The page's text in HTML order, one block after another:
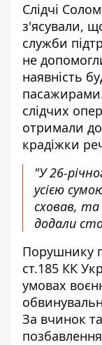
Слідчі
з'ясували,
служби
не
наявність
слідчих
отримали
крадіжки
"У 26-
усією
сховав, та
додали
Порушнику
ст.185 КК
умовах
За вчинок